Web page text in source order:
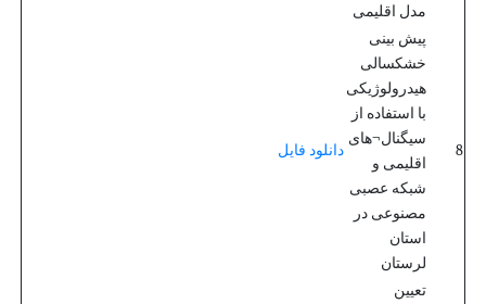
مدل اقلیمی
8
پیش بینی
خشکسالی
هیدرولوژیکی
با استفاده از
سیگنال¬های
اقلیمی و
شبکه عصبی
مصنوعی در
استان
لرستان
دانلود فایل
تعیین